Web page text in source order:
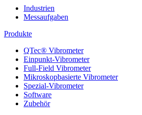
Industrien
Messaufgaben
Produkte
QTec® Vibrometer
Einpunkt-Vibrometer
Full-Field Vibrometer
Mikroskopbasierte Vibrometer
Spezial-Vibrometer
Software
Zubehör